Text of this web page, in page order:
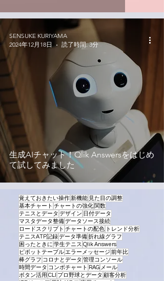
生成AIチャット！Qlik Answersをはじめ
て試してみました
SENSUKE KURIYAMA
2024年12月18日
読了時間: 3分
覚えておきたい操作 新機能 見た目の調整
基本チャート チャートの強化 関数
テニスとデータ デザイン 日付データ
マスタデータ整備データソース接続
ロードスクリプト チャートの配色 トレンド分析
テニスATP記録データ準備折れ線グラフ
困ったときに 学生テニス Qlik Answers
ピボットテーブル エラーメッセージ 前年比
棒グラフ コロナとデータ 管理コンソール
時間データ コンボチャート RAG メール
ボタン活用 CLI プロ野球とデータ 顧客分析